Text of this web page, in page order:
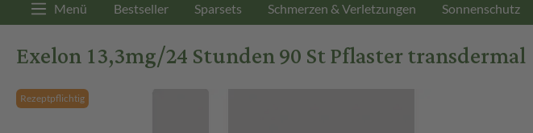
Menü Bestseller Sparsets Schmerzen & Verletzungen Sonnenschutz
Exelon 13,3mg/24 Stunden 90 St Pflaster transdermal
Rezeptpflichtig